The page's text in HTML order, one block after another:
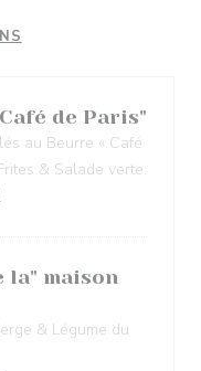
de Paris"
au Beurre « Café
& Salade verte.
la" maison
& Légume du